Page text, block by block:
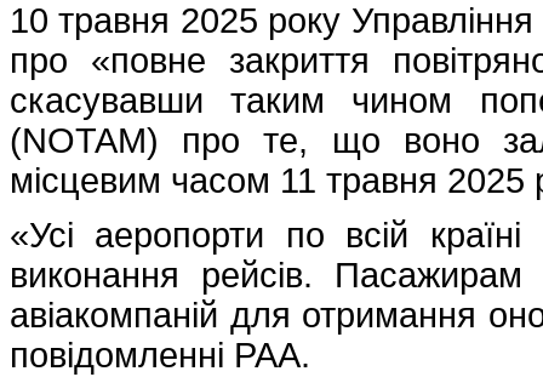
10 травня 2025 року
про «повне закриття
скасувавши таким чином
(NOTAM) про те, що воно
місцевим часом 11 травня 2025
«Усі аеропорти по всій
виконання рейсів. Пасажирам
авіакомпаній для отримання
повідомленні PAA.